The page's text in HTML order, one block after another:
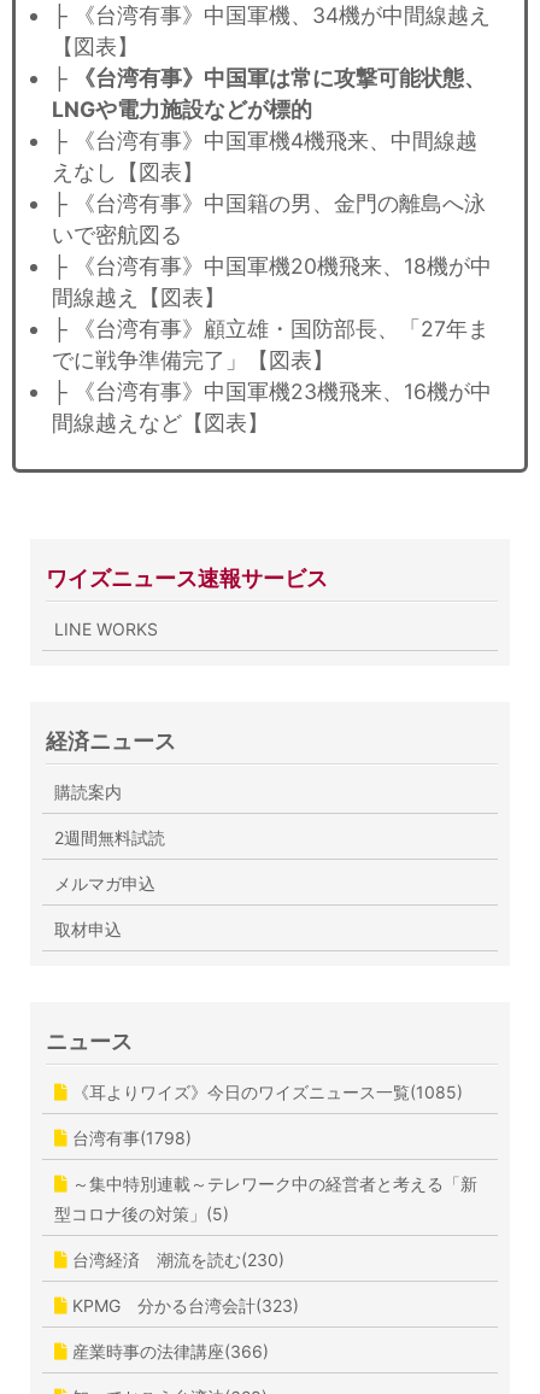
├ 《台湾有事》中国軍機、34機が中間線越え
【図表】
├
《台湾有事》中国軍は常に攻撃可能状態、
LNGや電力施設などが標的
├ 《台湾有事》中国軍機4機飛来、中間線越
えなし【図表】
├ 《台湾有事》中国籍の男、金門の離島へ泳
いで密航図る
├ 《台湾有事》中国軍機20機飛来、18機が中
間線越え【図表】
├ 《台湾有事》顧立雄・国防部長、「27年ま
でに戦争準備完了」【図表】
├ 《台湾有事》中国軍機23機飛来、16機が中
間線越えなど【図表】
ワイズニュース速報サービス
LINE WORKS
経済ニュース
購読案内
2週間無料試読
メルマガ申込
取材申込
ニュース
《耳よりワイズ》今日のワイズニュース一覧(1085)
台湾有事(1798)
～集中特別連載～テレワーク中の経営者と考える「新
型コロナ後の対策」(5)
台湾経済 潮流を読む(230)
KPMG 分かる台湾会計(323)
産業時事の法律講座(366)